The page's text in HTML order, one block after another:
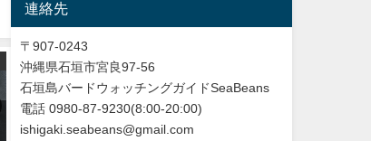
バードウオッチング＆野鳥撮影
今年最初の迷鳥観察記録！！ナ
ンヨウショウビン Collared
連絡先
〒907-0243
沖縄県石垣市宮良97-56
石垣島バードウォッチングガイドSeaBeans
電話 0980-87-9230(8:00-20:00)
ishigaki.seabeans@gmail.com